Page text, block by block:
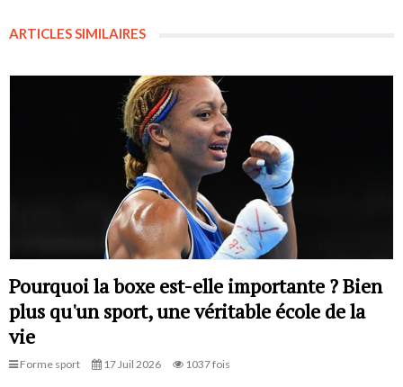
ARTICLES SIMILAIRES
Pourquoi la boxe est-elle importante ? Bien
plus qu'un sport, une véritable école de la
vie
Forme sport 17 Juil 2026 1037 fois